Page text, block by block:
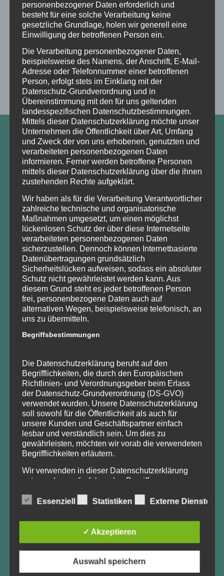
Martin Schmitt über diePflege der Forstkulturen
Teilen mit:
Twitter Facebook
FINDEN
KONTAKT
Waldbauernverband Brandenburg e.V.
waldbauern@t-online.de
IMPESSUM
DATENSCHUTZ
UNSERE PROJEKTE
Waldlust – unser Wald in Brandenburg
des Schulungsangebots derWaldbauernschule
Brandenburgfür Waldbesitzende und Forstwirtschaftliche
Zusammenschlüsse“ – kurzWaldtrainer_BB– betrieben.
Waldlust – unser Wald in Brandenburgwurde im
Rahmen des ProjektesKomSilva ins Leben gerufen, das
mit Mitteln des Bundesministeriums für Ernährung und
Landwirtschaft aufgrund eines Beschlusses des Deutschen
Bundestages gefördert wurde (FKZ: 22011917). Zeitraum
der Förderung: August 2017 – Januar 2020.
FÖRDERHINWEIS
wird gefördert durch die
Bundesministeriums für Ernährung und Landwirtschaft
(BMEL)aufgrund eines Beschlusses des Deutschen
personenbezogener Daten erforderlich und
besteht für eine solche Verarbeitung keine
gesetzliche Grundlage, holen wir generell eine
Einwilligung der betroffenen Person ein.
Die Verarbeitung personenbezogener Daten,
beispielsweise des Namens, der Anschrift, E-Mail-
Adresse oder Telefonnummer einer betroffenen
Person, erfolgt stets im Einklang mit der
Datenschutz-Grundverordnung und in
Übereinstimmung mit den für uns geltenden
landesspezifischen Datenschutzbestimmungen.
Mittels dieser Datenschutzerklärung möchte unser
Unternehmen die Öffentlichkeit über Art, Umfang
und Zweck der von uns erhobenen, genutzten und
verarbeiteten personenbezogenen Daten
informieren. Ferner werden betroffene Personen
mittels dieser Datenschutzerklärung über die ihnen
zustehenden Rechte aufgeklärt.
Wir haben als für die Verarbeitung Verantwortlicher
zahlreiche technische und organisatorische
Maßnahmen umgesetzt, um einen möglichst
lückenlosen Schutz der über diese Internetseite
verarbeiteten personenbezogenen Daten
sicherzustellen. Dennoch können Internetbasierte
Datenübertragungen grundsätzlich
Sicherheitslücken aufweisen, sodass ein absoluter
Schutz nicht gewährleistet werden kann. Aus
diesem Grund steht es jeder betroffenen Person
frei, personenbezogene Daten auch auf
alternativen Wegen, beispielsweise telefonisch, an
uns zu übermitteln.
Begriffsbestimmungen
Die Datenschutzerklärung beruht auf den
Begrifflichkeiten, die durch den Europäischen
Richtlinien- und Verordnungsgeber beim Erlass
der Datenschutz-Grundverordnung (DS-GVO)
verwendet wurden. Unsere Datenschutzerklärung
soll sowohl für die Öffentlichkeit als auch für
unsere Kunden und Geschäftspartner einfach
lesbar und verständlich sein. Um dies zu
gewährleisten, möchten wir vorab die verwendeten
Begrifflichkeiten erläutern.
Wir verwenden in dieser Datenschutzerklärung
unter anderem die folgenden Begriffe:
Personenbezogene Daten sind alle
identifizierbare natürliche Person (im Folgenden
„betroffene Person") beziehen. Als identifizierbar
Essenziell Statistiken Externe Dienste
✓ Akzeptieren
Auswahl speichern